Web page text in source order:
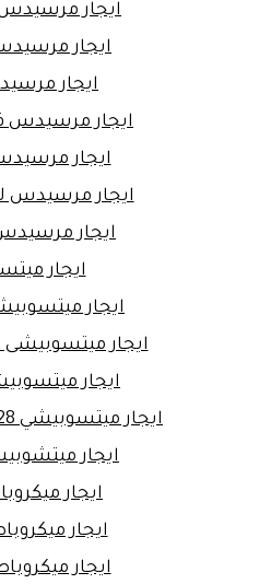
ايجار مرسيدس
ايجار
ايجار
ايجار مرسيدس
ايجار
ايجار مرسيدس
ايجار
ايجار
ايجار
ايجار
ايجار ميتسوبيشي
ايجار ميتسوبيشي 28 راكب للانتقالات
ايجار
ايجار
ايجار
ايجار